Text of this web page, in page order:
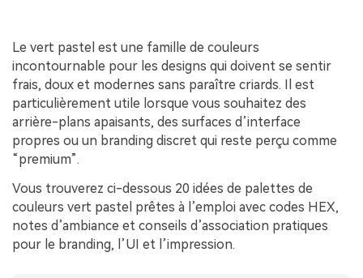
Le vert pastel est une famille de couleurs
incontournable pour les designs qui doivent se sentir
frais, doux et modernes sans paraître criards. Il est
particulièrement utile lorsque vous souhaitez des
arrière-plans apaisants, des surfaces d’interface
propres ou un branding discret qui reste perçu comme
“premium”.
Vous trouverez ci-dessous 20 idées de palettes de
couleurs vert pastel prêtes à l’emploi avec codes HEX,
notes d’ambiance et conseils d’association pratiques
pour le branding, l’UI et l’impression.